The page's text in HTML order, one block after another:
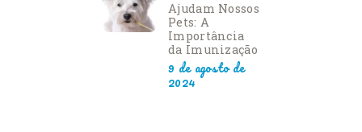
Ajudam Nossos
Pets: A
Importância
da Imunização
9 de agosto de
2024